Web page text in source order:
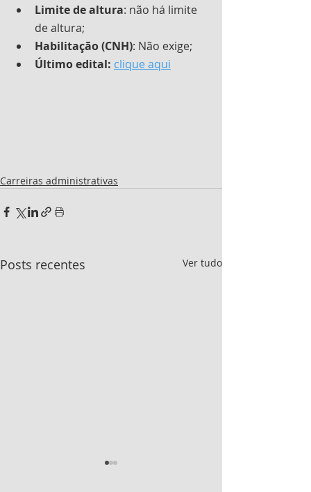
Limite de altura: não há limite
de altura;
Habilitação (CNH): Não exige;
Último edital: clique aqui
Carreiras administrativas
Posts recentes Ver tudo